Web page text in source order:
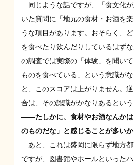
同じような話ですが、「食文化
いた質問に「地元の食材・お酒を
うな項目があります。おそらく、
を食べたり飲んだりしているはず
の調査では実際の「体験」を聞い
ものを食べている」という意識が
と、このスコアは上がりません。
合は、その認識がかなりあるという
——たしかに、食材やお酒なんかは
のものだな」と感じることが多いか
あと、これは盛岡に限らず地方
ですが、図書館やホールといった